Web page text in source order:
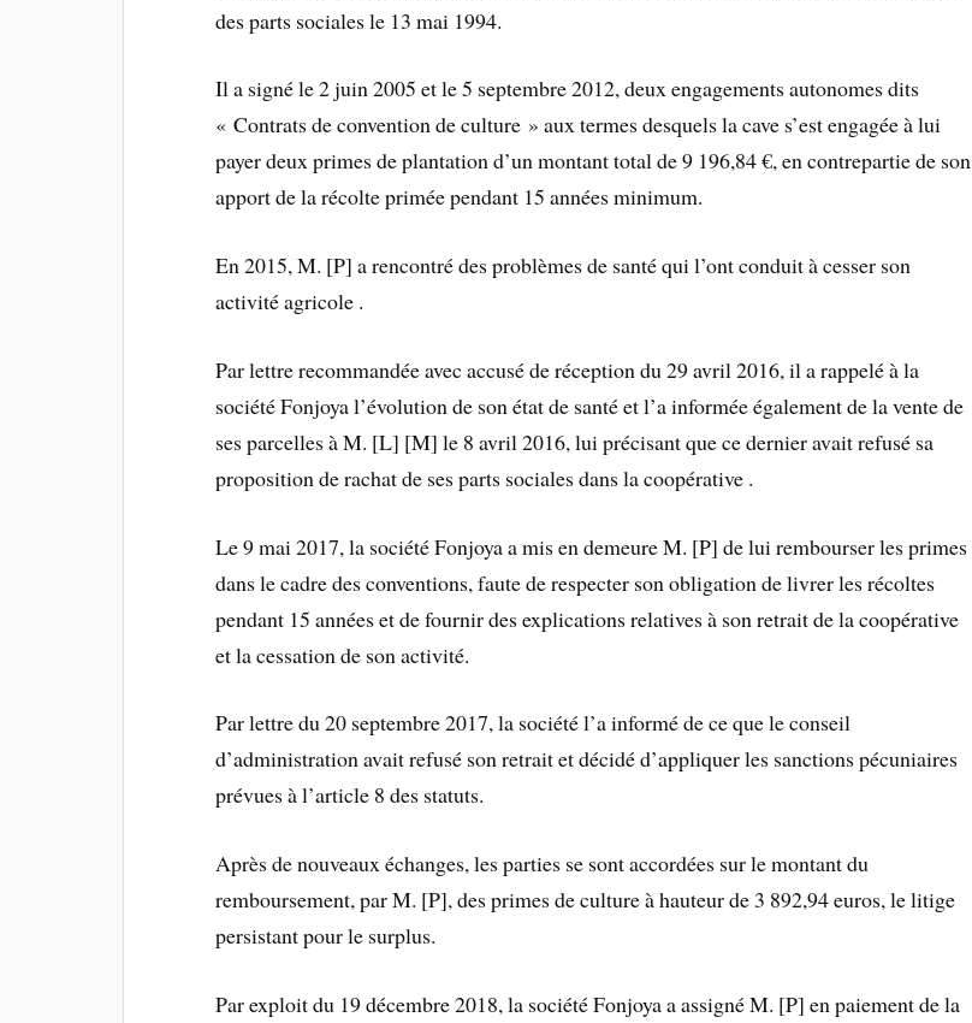
des parts sociales le 13 mai 1994.
Il a signé le 2 juin 2005 et le 5 septembre 2012, deux engagements autonomes dits
« Contrats de convention de culture » aux termes desquels la cave s’est engagée à lui
payer deux primes de plantation d’un montant total de 9 196,84 €, en contrepartie de son
apport de la récolte primée pendant 15 années minimum.
En 2015, M. [P] a rencontré des problèmes de santé qui l’ont conduit à cesser son
activité agricole .
Par lettre recommandée avec accusé de réception du 29 avril 2016, il a rappelé à la
société Fonjoya l’évolution de son état de santé et l’a informée également de la vente de
ses parcelles à M. [L] [M] le 8 avril 2016, lui précisant que ce dernier avait refusé sa
proposition de rachat de ses parts sociales dans la coopérative .
Le 9 mai 2017, la société Fonjoya a mis en demeure M. [P] de lui rembourser les primes
dans le cadre des conventions, faute de respecter son obligation de livrer les récoltes
pendant 15 années et de fournir des explications relatives à son retrait de la coopérative
et la cessation de son activité.
Par lettre du 20 septembre 2017, la société l’a informé de ce que le conseil
d’administration avait refusé son retrait et décidé d’appliquer les sanctions pécuniaires
prévues à l’article 8 des statuts.
Après de nouveaux échanges, les parties se sont accordées sur le montant du
remboursement, par M. [P], des primes de culture à hauteur de 3 892,94 euros, le litige
persistant pour le surplus.
Par exploit du 19 décembre 2018, la société Fonjoya a assigné M. [P] en paiement de la